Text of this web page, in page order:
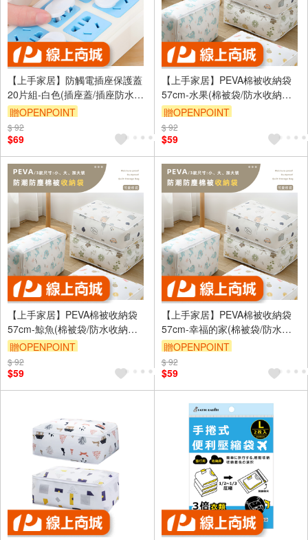
【上手家居】防觸電插座保護蓋
20片組-白色(插座蓋/插座防水蓋/
插頭保護蓋/防塵蓋/插座保護/插
頭蓋/保護蓋)
贈OPENPOINT
訂單滿999享9折
$ 92
$69
【上手家居】PEVA棉被收納袋
57cm-水果(棉被袋/防水收納袋/
透明收納袋/衣物收納袋/被子收
納袋)
贈OPENPOINT
訂單滿999享9折
$ 92
$59
【上手家居】PEVA棉被收納袋
57cm-鯨魚(棉被袋/防水收納袋/
透明收納袋/衣物收納袋/被子收
納袋)
贈OPENPOINT
訂單滿999享9折
$ 92
$59
【上手家居】PEVA棉被收納袋
57cm-幸福的家(棉被袋/防水收
納袋/透明收納袋/衣物收納袋/被
子收納袋)
贈OPENPOINT
訂單滿999享9折
$ 92
$59